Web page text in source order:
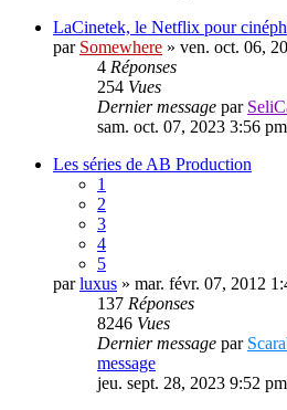
LaCinetek, le Netflix pour
par Somewhere » ven. oct. 06,
4 Réponses
254 Vues
Dernier message par
sam. oct. 07, 2023 3:56 pm
Les séries de AB Production
1
2
3
4
5
parluxus » mar. févr. 07, 2012
137 Réponses
8246 Vues
Dernier message par
message
jeu. sept. 28, 2023 9:52 pm